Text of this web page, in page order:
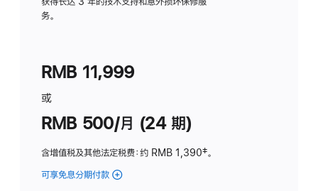
务。
RMB 11,999
或
RMB 500/月 (24 期)
含增值税及其他法定税费：约 RMB 1,390脚
‡。
可享免息分期付款 (Studio